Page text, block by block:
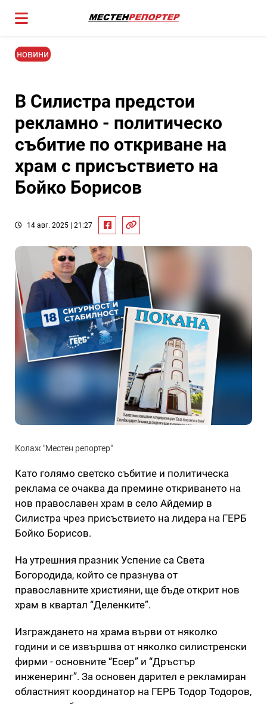
новини
В Силистра предстои
рекламно - политическо
събитие по откриване на
храм с присъствието на
Бойко Борисов
14 авг. 2025 | 21:27
Колаж "Местен репортер"
Като голямо светско събитие и политическа
реклама се очаква да премине откриването на
нов православен храм в село Айдемир в
Силистра чрез присъствието на лидера на ГЕРБ
Бойко Борисов.
На утрешния празник Успение са Света
Богородида, който се празнува от
православните християни, ще бъде открит нов
храм в квартал “Деленките”.
Изграждането на храма върви от няколко
години и се извършва от няколко силистренски
фирми - основните “Есер” и “Дръстър
инженеринг”. За основен дарител е рекламиран
областният координатор на ГЕРБ Тодор Тодоров,